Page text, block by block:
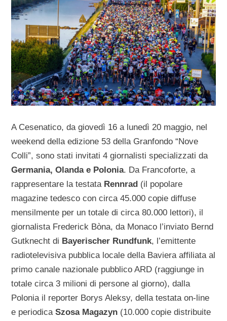
A Cesenatico, da giovedì 16 a lunedì 20 maggio, nel
weekend della edizione 53 della Granfondo “Nove
Colli”, sono stati invitati 4 giornalisti specializzati da
Germania, Olanda e Polonia. Da Francoforte, a
rappresentare la testata Rennrad (il popolare
magazine tedesco con circa 45.000 copie diffuse
mensilmente per un totale di circa 80.000 lettori), il
giornalista Frederick Bòna, da Monaco l’inviato Bernd
Gutknecht di Bayerischer Rundfunk, l’emittente
radiotelevisiva pubblica locale della Baviera affiliata al
primo canale nazionale pubblico ARD (raggiunge in
totale circa 3 milioni di persone al giorno), dalla
Polonia il reporter Borys Aleksy, della testata on-line
e periodicaSzosa Magazyn (10.000 copie distribuite